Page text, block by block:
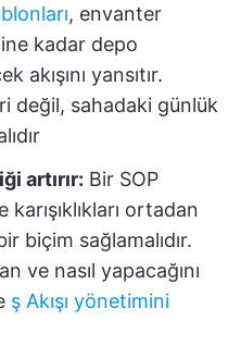
, envanter
kadar depo
akışını yansıtır.
değil, sahadaki günlük
artırır: Bir SOP
ortadan
biçim sağlamalıdır.
ve nasıl yapacağını
ş Akışı yönetimini